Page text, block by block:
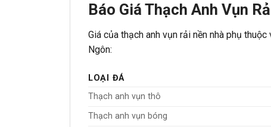
Báo Giá Thạch Anh Vụn
Giá của thạch anh vụn rải nền nhà phụ
Ngôn:
LOẠI ĐÁ
Thạch anh vụn thô
Thạch anh vụn bóng